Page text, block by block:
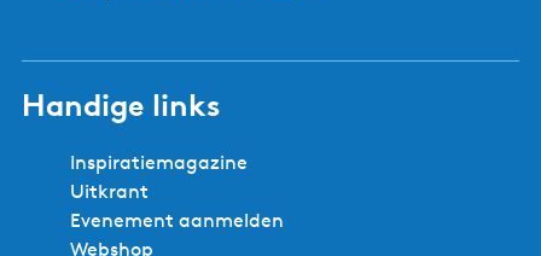
Handige links
Inspiratiemagazine
Uitkrant
Evenement aanmelden
Webshop